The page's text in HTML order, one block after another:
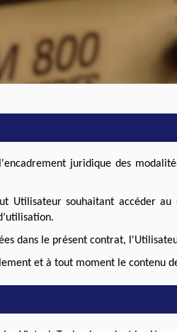
juridique des
Utilisateur souhaitant accéder
dans le présent contrat,
et à tout moment le contenu